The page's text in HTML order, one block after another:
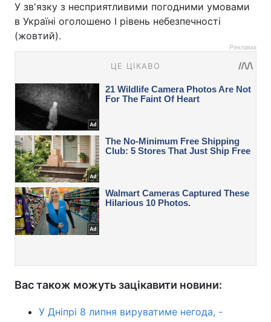
У зв'язку з несприятливими погодними умовами
в Україні оголошено I рівень небезпечності
(жовтий).
Реклама
Вас також можуть зацікавити новини:
У Дніпрі 8 липня вируватиме негода, -